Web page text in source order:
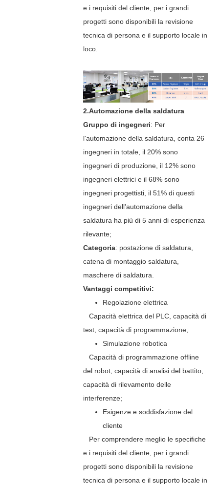
e i requisiti del cliente, per i grandi
progetti sono disponibili la revisione
tecnica di persona e il supporto locale in
loco.
2.Automazione della saldatura
Gruppo di ingegneri: Per
l'automazione della saldatura, conta 26
ingegneri in totale, il 20% sono
ingegneri di produzione, il 12% sono
ingegneri elettrici e il 68% sono
ingegneri progettisti, il 51% di questi
ingegneri dell'automazione della
saldatura ha più di 5 anni di esperienza
rilevante;
Categoria: postazione di saldatura,
catena di montaggio saldatura,
maschere di saldatura.
Vantaggi competitivi:
Regolazione elettrica
Capacità elettrica del PLC, capacità di
test, capacità di programmazione;
Simulazione robotica
Capacità di programmazione offline
del robot, capacità di analisi del battito,
capacità di rilevamento delle
interferenze;
Esigenze e soddisfazione del
cliente
Per comprendere meglio le specifiche
e i requisiti del cliente, per i grandi
progetti sono disponibili la revisione
tecnica di persona e il supporto locale in